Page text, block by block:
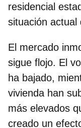
residencial
situación actual
El mercado
sigue flojo. El
ha bajado,
vivienda han
más elevados
creado un